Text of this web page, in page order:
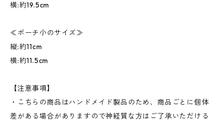
横:約19.5cm
≪ポーチ小のサイズ≫
縦:約11cm
横:約11.5cm
【注意事項】
・こちらの商品はハンドメイド製品のため、商品ごとに個体
差がある場合がありますので神経質な方はご了承いただける